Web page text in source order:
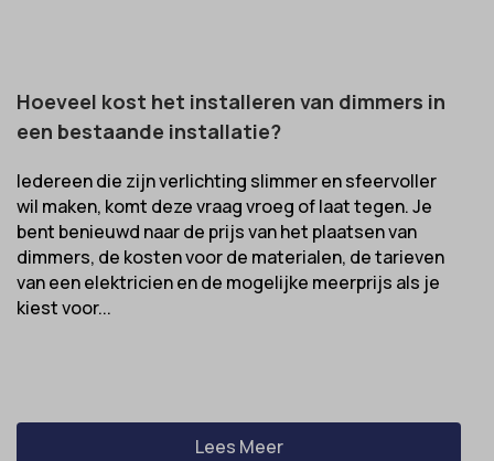
Hoeveel kost het installeren van dimmers in
een bestaande installatie?
Iedereen die zijn verlichting slimmer en sfeervoller
wil maken, komt deze vraag vroeg of laat tegen. Je
bent benieuwd naar de prijs van het plaatsen van
dimmers, de kosten voor de materialen, de tarieven
van een elektricien en de mogelijke meerprijs als je
kiest voor...
Lees Meer